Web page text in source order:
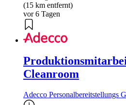
(15 km entfernt)
vor 6 Tagen
Cleanroom
Adecco Personalbereitstellungs